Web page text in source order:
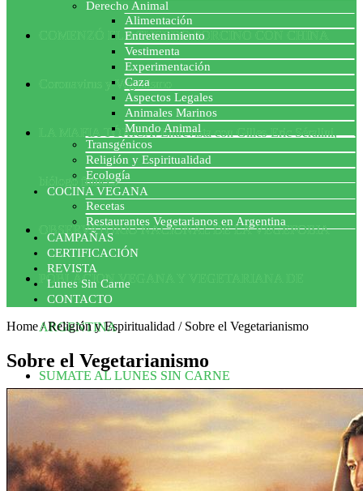
COMENZÓ EL ACUERDO PORCINO CON CHINA
Coronavirus y Veganismo
LA MAFIA TÓXICA: Entrevista con Gilles-Eric Séralini,
biólogo francés
OBSERVATORIO NACIONAL DE LA VEGEFOBIA
POBLACION VEGANA Y VEGETARIANA DE
ARGENTINA
SUMATE AL LUNES SIN CARNE
Derecho Animal
Alimentación
Entretenimiento
Vestimenta
Experimentación
Caza
Aspectos Legales
Animales Marinos
Mundo Animal
Transgénicos
Religión y Espiritualidad
Ecología
COCINA VEGANA
Recetas
Restaurantes Vegetarianos en Argentina
CAMPAÑAS
CERTIFICACIÓN
REVISTA
Lunes Sin Carne
CONTACTO
Home/Religión y Espiritualidad / Sobre el Vegetarianismo
Sobre el Vegetarianismo